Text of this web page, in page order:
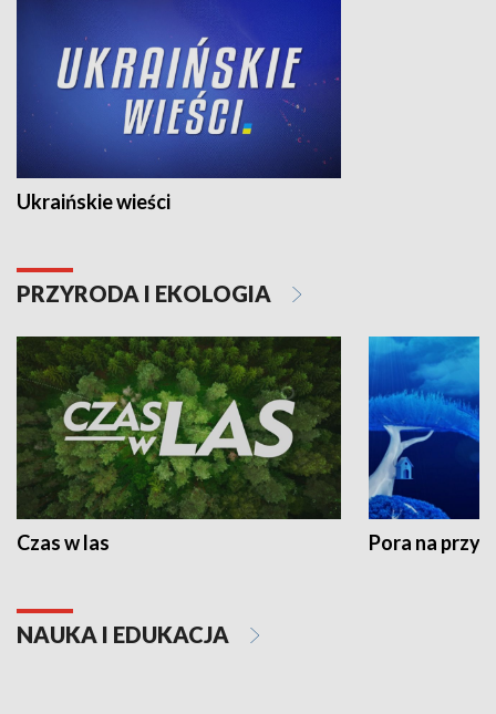
Ukraińskie wieści
PRZYRODA I EKOLOGIA
Czas w las Pora na
NAUKA I EDUKACJA